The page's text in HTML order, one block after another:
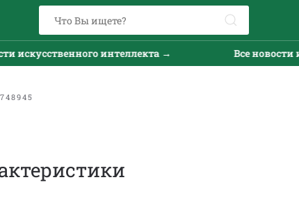
искусственного интеллекта → Все новости